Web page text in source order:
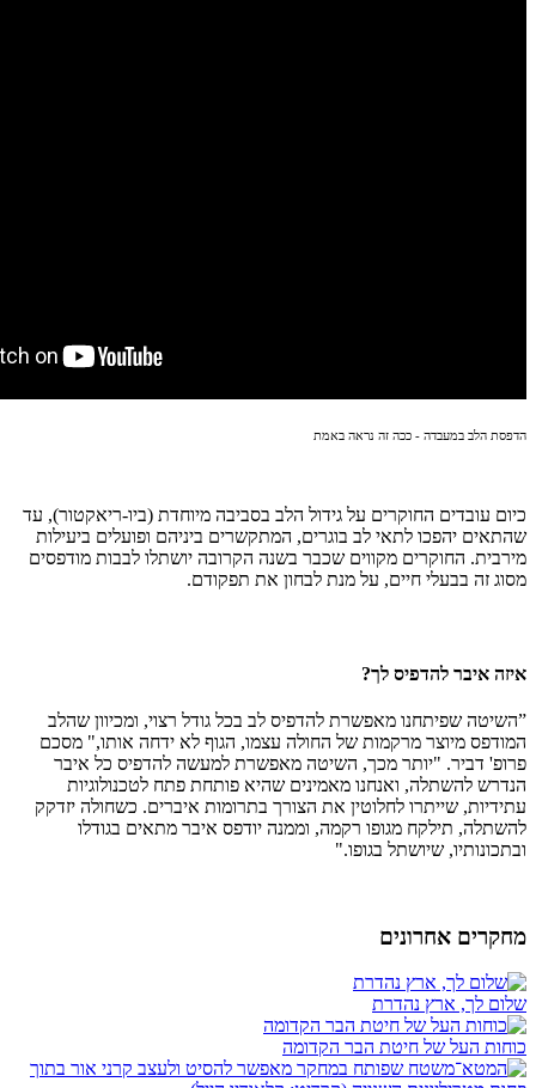
הדפסת הלב במעבדה - ככה זה נראה באמת
כיום עובדים החוקרים על גידול הלב בסביבה מיוחדת (ביו-ריאקטור), עד
שהתאים יהפכו לתאי לב בוגרים, המתקשרים ביניהם ופועלים ביעילות
מירבית. החוקרים מקווים שכבר בשנה הקרובה יושתלו לבבות מודפסים
מסוג זה בבעלי חיים, על מנת לבחון את תפקודם.
איזה איבר להדפיס לך?
”השיטה שפיתחנו מאפשרת להדפיס לב בכל גודל רצוי, ומכיוון שהלב
המודפס מיוצר מרקמות של החולה עצמו, הגוף לא ידחה אותו," מסכם
פרופ' דביר. "יותר מכך, השיטה מאפשרת למעשה להדפיס כל איבר
הנדרש להשתלה, ואנחנו מאמינים שהיא פותחת פתח לטכנולוגיות
עתידיות, שייתרו לחלוטין את הצורך בתרומות איברים. כשחולה יזדקק
להשתלה, תילקח מגופו רקמה, וממנה יודפס איבר מתאים בגודלו
ובתכונותיו, שיושתל בגופו."
מחקרים אחרונים
שלום לך, ארץ נהדרת
כוחות העל של חיטת הבר הקדומה